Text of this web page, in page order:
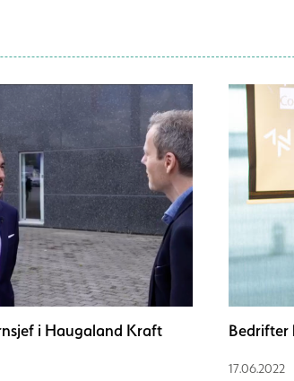
i Haugaland Kraft Bedrifter
17.06.2022